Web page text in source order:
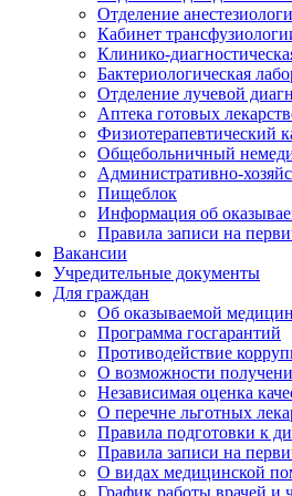
Отделение
Кабинет
Клинико-
Бактериологическая
Отделение лучевой
Аптека готовых
Физиотерапевтический
Общебольничный
Административно-
Пищеблок
Информация об
Правила записи на
Вакансии
Учредительные документы
Для граждан
Об оказываемой
Программа госгарантий
Противодействие
О возможности
Независимая оценка
О перечне льготных
Правила подготовки к
Правила записи на
О видах медицинской
График работы врачей и